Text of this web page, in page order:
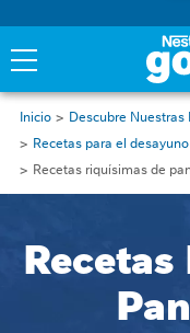
Inicio
Descubre Nuestras
Recetas para el
Recetas riquísimas de